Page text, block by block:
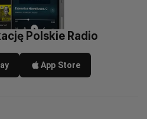
Polskie Radio
App Store